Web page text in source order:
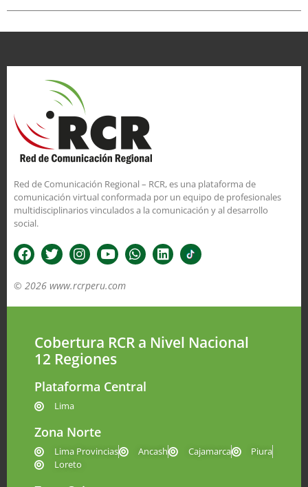
Red de Comunicación Regional – RCR, es una plataforma de
comunicación virtual conformada por un equipo de profesionales
multidisciplinarios vinculados a la comunicación y al desarrollo
social.
© 2026 www.rcrperu.com
Cobertura RCR a Nivel Nacional
12 Regiones
Plataforma Central
Lima
Zona Norte
Lima Provincias Ancash Cajamarca
Piura
Loreto